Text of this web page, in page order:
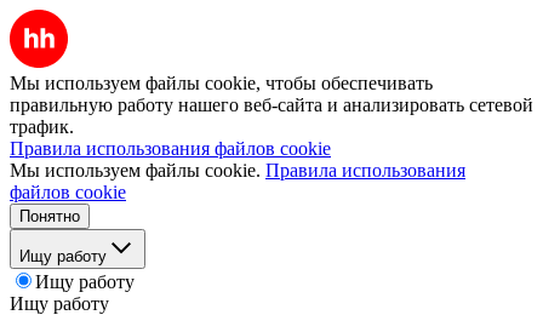
Мы используем файлы cookie, чтобы обеспечивать
правильную работу нашего веб-сайта и анализировать сетевой
трафик.
Правила использования файлов cookie
Мы используем файлы cookie. Правила использования
файлов cookie
Понятно
Ищу работу
Ищу работу
Ищу работу